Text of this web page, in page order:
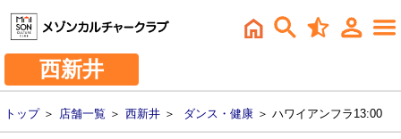
西新井
トップ＞ 店舗一覧 ＞ 西新井 ＞ ダンス・健康 ＞ ハワイアンフラ13:00